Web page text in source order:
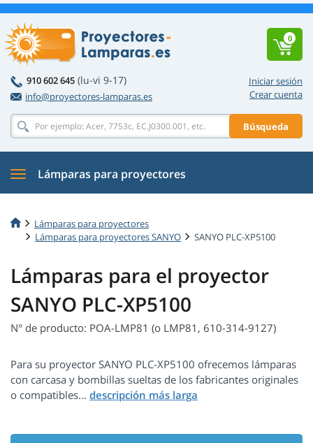
Iniciar sesión
Crear cuenta
910 602 645 (lu-vi 9-17)
info@proyectores-lamparas.es
Búsqueda
0
Lámparas para proyectores
Lámparas para proyectores
Lámparas para proyectores SANYO
SANYO PLC-XP5100
Lámparas para el proyector
SANYO PLC-XP5100
N° de producto: POA-LMP81 (o LMP81, 610-314-9127)
Para su proyector SANYO PLC-XP5100 ofrecemos lámparas
con carcasa y bombillas sueltas de los fabricantes originales
o compatibles...